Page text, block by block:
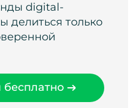
digital-
делиться только
бесплатно